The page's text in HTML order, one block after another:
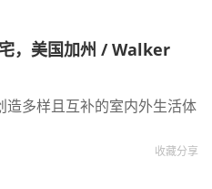
，美国加州 / Walker
多样且互补的室内外生活体
收藏分享